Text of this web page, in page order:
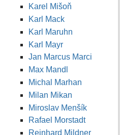
Karel Mišoň
Karl Mack
Karl Maruhn
Karl Mayr
Jan Marcus Marci
Max Mandl
Michal Marhan
Milan Mikan
Miroslav Menšík
Rafael Morstadt
Reinhard Mildner